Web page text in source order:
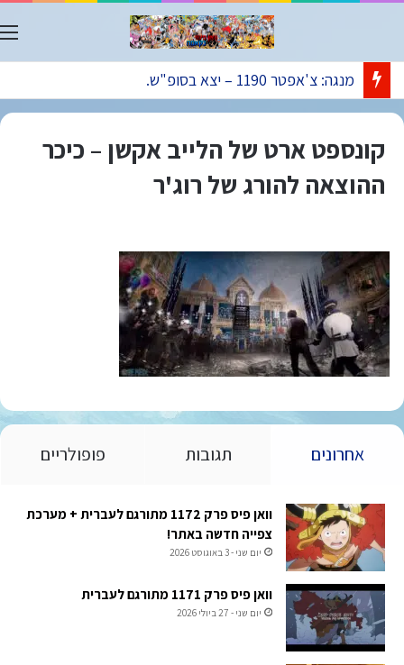
מנגה: צ'אפטר 1190 – יצא בסופ"ש.
קונספט ארט של הלייב אקשן – כיכר
ההוצאה להורג של רוג'ר
אחרונים תגובות פופולריים
וואן פיס פרק 1172 מתורגם לעברית + מערכת
צפייה חדשה באתר!
יום שני - 3 באוגוסט 2026
וואן פיס פרק 1171 מתורגם לעברית
יום שני - 27 ביולי 2026